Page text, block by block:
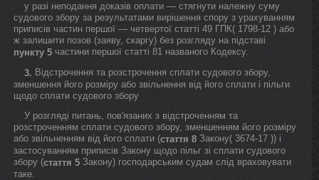
у разі неподання доказів оплати — стягнути належну суму
судового збору за результатами вирішення спору з урахуванням
приписів частин першої — четвертої статті 49 ГПК( 1798-12 ) або
ж залишити позов (заяву, скаргу) без розгляду на підставі
пункту 5 частини першої статті 81 названого Кодексу.
3. Відстрочення та розстрочення сплати судового збору,
зменшення його розміру або звільнення від його сплати і пільги
щодо сплати судового збору
У розгляді питань, пов'язаних з відстроченням та
розстроченням сплати судового збору, зменшенням його розміру
або звільненням від його сплати (стаття 8 Закону( 3674-17 )) і
застосуванням приписів Закону щодо пільг зі сплати судового
збору (стаття 5 Закону) господарським судам слід враховувати
таке.